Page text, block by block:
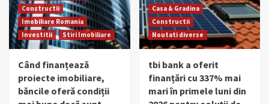
Constructii
Imobiliare Romania
Investitii
Stiri Imobiliare
Când finanțează
proiecte imobiliare,
băncile oferă condiții
Casa & Gradina
Constructii
Noutati diverse
tbi bank a oferit
finanțări cu 337% mai
mari în primele luni din